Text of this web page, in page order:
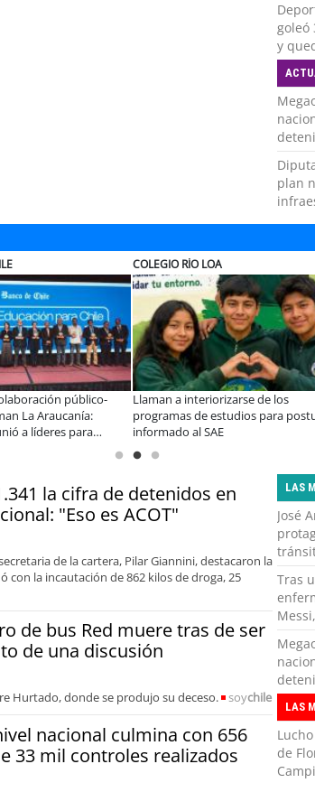
goleó
y queda
plan
Claves para comprar
electrodomésticos durante el Black
Sale
A dos años de
especialistas
consolidar un
la cifra de detenidos en
"Eso es ACOT"
de la cartera, Pilar Giannini, destacaron la
la incautación de 862 kilos de droga, 25
de bus Red muere tras de ser
de una discusión
Hurtado, donde se produjo su deceso. soychile
nacional culmina con 656
33 mil controles realizados
LAS
José
Tras
LAS
de